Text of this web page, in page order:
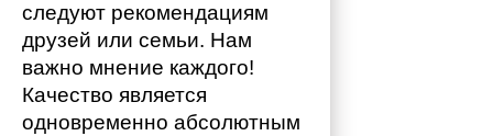
следуют рекомендациям
друзей или семьи. Нам
важно мнение каждого!
Качество является
одновременно абсолютным